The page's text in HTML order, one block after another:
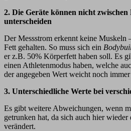
2. Die Geräte können nicht
unterscheiden
Der Messstrom erkennt keine Muskeln
Fett gehalten. So muss sich ein
er z.B. 50% Körperfett haben soll. Es
einen Athletenmodus haben, welche
der angegeben Wert weicht noch
3. Unterschiedliche Werte bei
Es gibt weitere Abweichungen, wenn
getrunken hat, da sich auch hier wieder
verändert.